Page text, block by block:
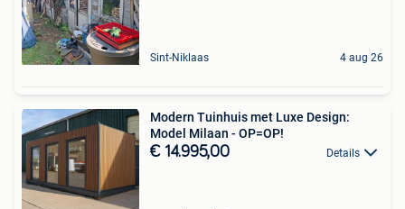
Sint-Niklaas 4 aug 26
Modern Tuinhuis met Luxe Design:
Model Milaan - OP=OP!
€ 14.995,00 Details